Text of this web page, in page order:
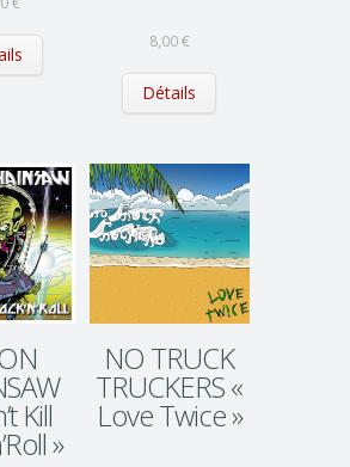
8,00€
Détails
Kill
»
NO TRUCK
TRUCKERS «
Love Twice »